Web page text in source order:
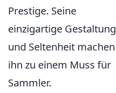
Prestige. Seine
einzigartige Gestaltung
und Seltenheit machen
ihn zu einem Muss für
Sammler.